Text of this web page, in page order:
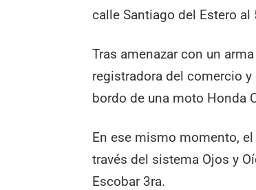
calle Santiago del Estero al
Tras amenazar con un
registradora del comercio
bordo de una moto Honda
En ese mismo momento,
través del sistema Ojos y
Escobar 3ra.